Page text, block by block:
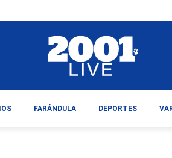
FARÁNDULA DEPORTES